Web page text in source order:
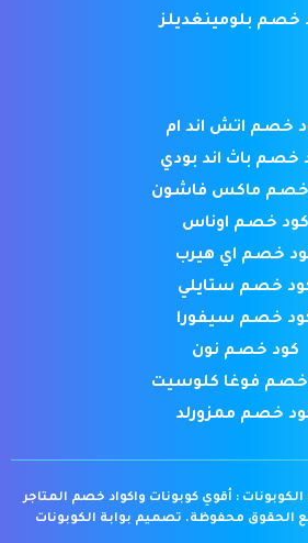
خصم بلومينغديلز
خصم اتش اند ام
خصم باث اند بودي
خصم ماكس فاشون
كود خصم اوناس
خصم اي هيرب
خصم ستايلي
خصم سيفورا
كود خصم نون
خصم فوغا كلوسيت
خصم ممزورلد
© 2024 بوابة الكوبونات : أقوي كوبونات واكواد خصم المتاجر
الحقوق محفوظة. تصميم بوابة الكوبونات